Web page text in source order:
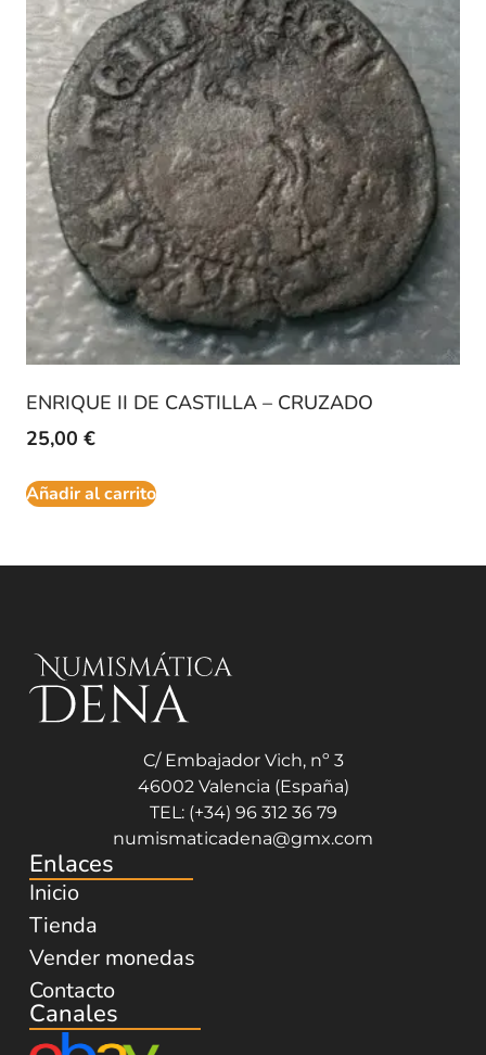
ENRIQUE II DE CASTILLA – CRUZADO
25,00 €
Añadir al carrito
C/ Embajador Vich, nº 3
46002 Valencia (España)
TEL: (+34) 96 312 36 79
numismaticadena@gmx.com
Enlaces
Inicio
Tienda
Vender monedas
Contacto
Canales